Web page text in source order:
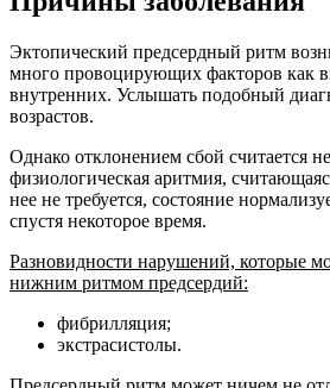
Эктопический предсердный ритм
много провоцирующих факторов как
внутренних. Услышать подобный
возрастов.
Однако отклонением сбой считается
физиологическая аритмия,
нее не требуется, состояние
спустя некоторое время.
Разновидности нарушений, которые
нижним ритмом предсердий:
фибрилляция;
экстрасистолы.